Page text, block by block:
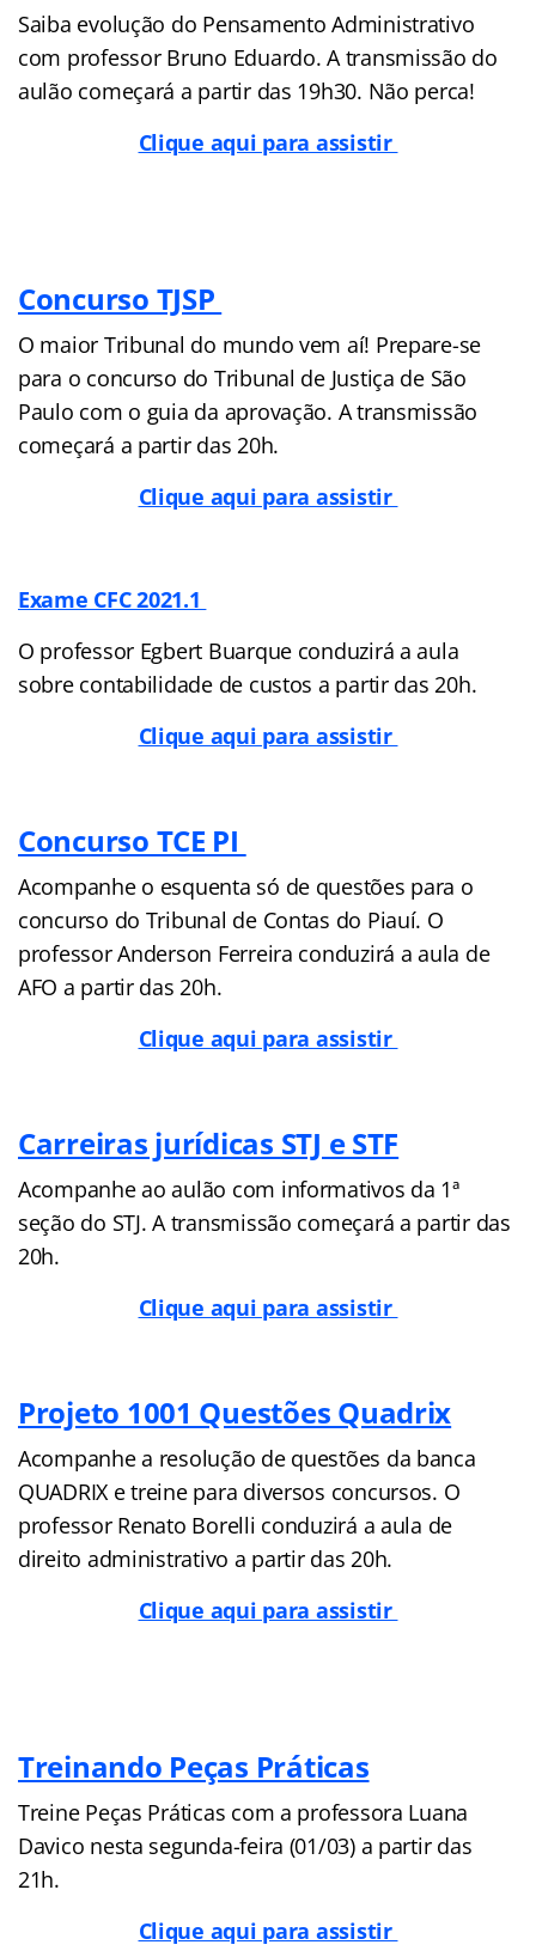
Saiba evolução do Pensamento Administrativo
com professor Bruno Eduardo. A transmissão do
aulão começará a partir das 19h30. Não perca!
Clique aqui para assistir
Concurso TJSP
O maior Tribunal do mundo vem aí! Prepare-se
para o concurso do Tribunal de Justiça de São
Paulo com o guia da aprovação. A transmissão
começará a partir das 20h.
Clique aqui para assistir
Exame CFC 2021.1
O professor Egbert Buarque conduzirá a aula
sobre contabilidade de custos a partir das 20h.
Clique aqui para assistir
Concurso TCE PI
Acompanhe o esquenta só de questões para o
concurso do Tribunal de Contas do Piauí. O
professor Anderson Ferreira conduzirá a aula de
AFO a partir das 20h.
Clique aqui para assistir
Carreiras jurídicas STJ e STF
Acompanhe ao aulão com informativos da 1ª
seção do STJ. A transmissão começará a partir das
20h.
Clique aqui para assistir
Projeto 1001 Questões Quadrix
Acompanhe a resolução de questões da banca
QUADRIX e treine para diversos concursos. O
professor Renato Borelli conduzirá a aula de
direito administrativo a partir das 20h.
Clique aqui para assistir
Treinando Peças Práticas
Treine Peças Práticas com a professora Luana
Davico nesta segunda-feira (01/03) a partir das
21h.
Clique aqui para assistir